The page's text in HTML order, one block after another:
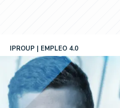
IPROUP EMPLEO 4.0